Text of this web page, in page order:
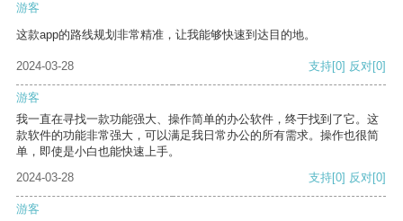
游客
这款app的路线规划非常精准，让我能够快速到达目的地。
2024-03-28 支持[0] 反对[0]
游客
我一直在寻找一款功能强大、操作简单的办公软件，终于找到了它。这
款软件的功能非常强大，可以满足我日常办公的所有需求。操作也很简
单，即使是小白也能快速上手。
2024-03-28
支持[0] 反对[0]
游客